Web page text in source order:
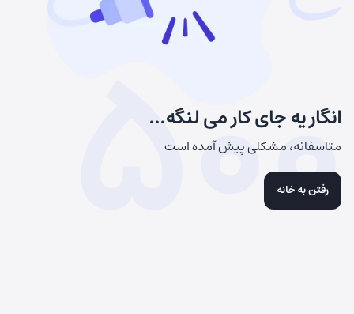
انگار یه جای کار می لنگه...
متاسفانه، مشکلی پیش آمده است
رفتن به خانه
500